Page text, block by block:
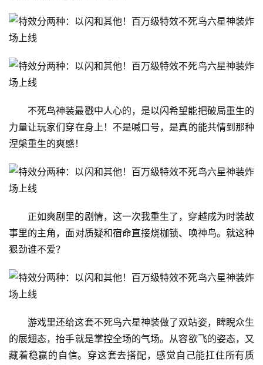
不死鸟神装最戳中人心的，是以闪希望能把破局重生的
力量让玩家们穿在身上！不是喊口号，是真的能共情到那种
涅槃重生的爽感！
正如爽剧里的剧情，这一次我重生了，穿越成为时装故
事里的主角，面对质疑和宿命直接烧枷锁、唤神鸟。就这种
狠劲谁不爱？
游戏里还给这套不死鸟六星神装做了双站姿，睥睨众生
的展翅态，抬手就是掌控全场的气场。从容欲飞的姿态，又
藏着稳赢的自信。穿这套去搭配，感觉自己能扛住所有质